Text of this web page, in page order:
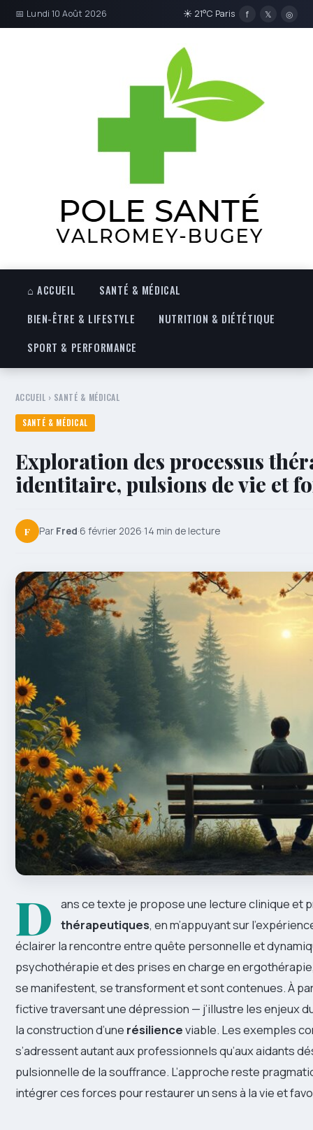
📅 Lundi 10 Août 2026 ☀ 21°C Paris f 𝕏 ◎
⌂ ACCUEIL
SANTÉ & MÉDICAL
BIEN-ÊTRE & LIFESTYLE
NUTRITION & DIÉTÉTIQUE
SPORT & PERFORMANCE
ACCUEIL › SANTÉ & MÉDICAL
SANTÉ & MÉDICAL
Exploration des processus
identitaire, pulsions de vie et
F Par Fred·6 février 2026·14 min de lecture
D
ans ce texte je propose une lecture clinique et
thérapeutiques, en m’appuyant sur
éclairer la rencontre entre quête personnelle et
psychothérapie et des prises en charge en
se manifestent, se transforment et sont contenues. À
fictive traversant une dépression — j’illustre les enjeux
la construction d’une résilienceviable. Les exemples
s’adressent autant aux professionnels qu’aux aidants
pulsionnelle de la souffrance. L’approche reste
intégrer ces forces pour restaurer un sens à la vie et